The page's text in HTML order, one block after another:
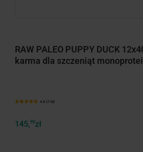
RAW PALEO PUPPY DUCK
karma dla szczeniąt
4.9 (119)
145,90zł